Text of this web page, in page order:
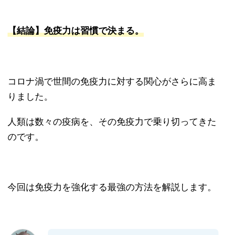
【結論】免疫力は習慣で決まる。
コロナ渦で世間の免疫力に対する関心がさらに高ま
りました。
人類は数々の疫病を、その免疫力で乗り切ってきた
のです。
今回は免疫力を強化する最強の方法を解説します。